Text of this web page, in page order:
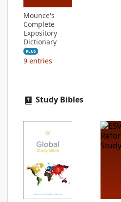
Mounce's
Complete
Expository
Dictionary
PLUS
9 entries
Study Bibles